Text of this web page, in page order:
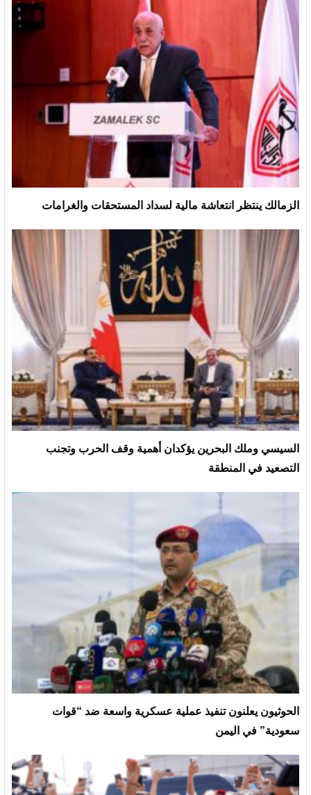
الزمالك ينتظر انتعاشة مالية لسداد المستحقات والغرامات
السيسي وملك البحرين يؤكدان أهمية وقف الحرب وتجنب
التصعيد في المنطقة
الحوثيون يعلنون تنفيذ عملية عسكرية واسعة ضد “قوات
سعودية” في اليمن